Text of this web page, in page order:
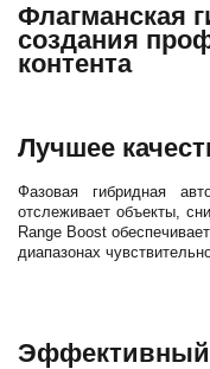
Флагманская
создания
контента
Лучшее
Фазовая гибридная
отслеживает объекты,
Range Boost
диапазонах
Эффективный